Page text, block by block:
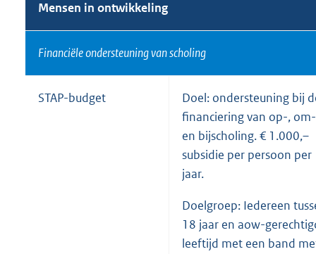
Mensen in ontwikkeling
Financiële ondersteuning van scholing
STAP-budget
Doel: ondersteuning bij
financiering van op-, om-
en bijscholing. € 1.000,–
subsidie per persoon per
jaar.
Doelgroep: Iedereen
18 jaar en aow-
leeftijd met een band